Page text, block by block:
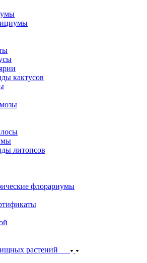
кактусов
литопсов
флорариумы
растений